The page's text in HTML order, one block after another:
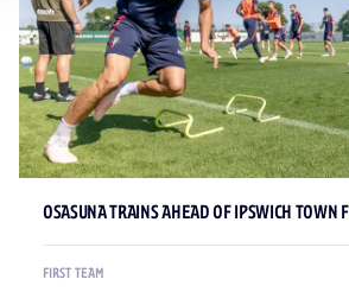
OSASUNA TRAINS AHEAD OF IPSWICH TOWN
FIRST TEAM